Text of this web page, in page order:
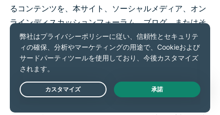
るコンテンツを、本サイト、ソーシャルメディア、オン
ラインディスカッションフォーラム、ブログ、またはそ
の他の媒体に投稿することがあります。 場合によって
は、契約者および非契約者が本コンテンツについて意見
を述べたり、互いに交流したりすることがあります。 お
テンツ、意見、または資料について単独で責任を負うも
Live Chat